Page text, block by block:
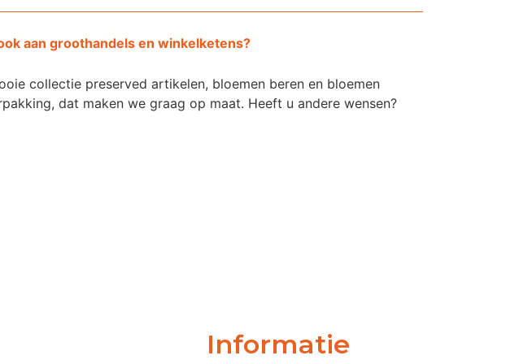
aan groothandels en winkelketens?
collectie preserved artikelen, bloemen beren en bloemen
dat maken we graag op maat. Heeft u andere wensen?
Informatie